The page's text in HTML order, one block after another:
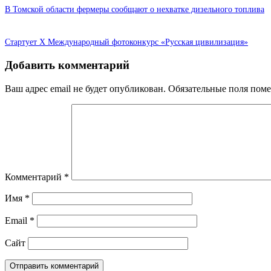
В Томской области фермеры сообщают о нехватке дизельного топлива
Стартует X Международный фотоконкурс «Русская цивилизация»
Добавить комментарий
Ваш адрес email не будет опубликован. Обязательные поля
Комментарий *
Имя *
Email *
Сайт